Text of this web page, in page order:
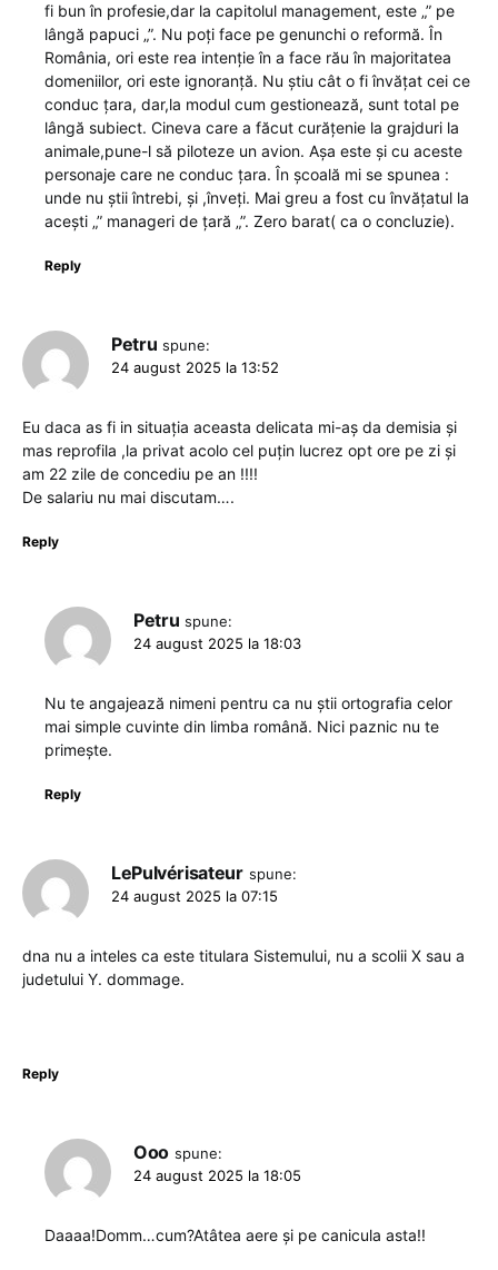
fi bun în profesie,dar la capitolul management, este „” pe
lângă papuci „”. Nu poți face pe genunchi o reformă. În
România, ori este rea intenție în a face rău în majoritatea
domeniilor, ori este ignoranță. Nu știu cât o fi învățat cei ce
conduc țara, dar,la modul cum gestionează, sunt total pe
lângă subiect. Cineva care a făcut curățenie la grajduri la
animale,pune-l să piloteze un avion. Așa este și cu aceste
personaje care ne conduc țara. În școală mi se spunea :
unde nu știi întrebi, și ,înveți. Mai greu a fost cu învățatul la
acești „” manageri de țară „”. Zero barat( ca o concluzie).
Reply
Petru spune:
24 august 2025 la 13:52
Eu daca as fi in situația aceasta delicata mi-aș da demisia și
mas reprofila ,la privat acolo cel puțin lucrez opt ore pe zi și
am 22 zile de concediu pe an !!!!
De salariu nu mai discutam….
Reply
Petru spune:
24 august 2025 la 18:03
Nu te angajează nimeni pentru ca nu știi ortografia celor
mai simple cuvinte din limba română. Nici paznic nu te
primește.
Reply
LePulvérisateur spune:
24 august 2025 la 07:15
dna nu a inteles ca este titulara Sistemului, nu a scolii X sau a
judetului Y. dommage.
Reply
Ooo spune:
24 august 2025 la 18:05
Daaaa!Domm…cum?Atâtea aere și pe canicula asta!!